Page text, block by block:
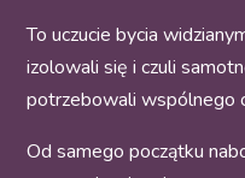
To uczucie bycia
izolowali się i czuli
potrzebowali wspólnego
Od samego początku